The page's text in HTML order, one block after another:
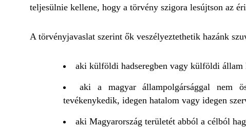
teljesülnie kellene, hogy a törvény szigora lesújtson az
A törvényjavaslat szerint ők veszélyeztethetik hazánk
aki külföldi hadseregben vagy külföldi állam
aki a magyar állampolgársággal nem
tevékenykedik, idegen hatalom vagy idegen
aki Magyarország területét abból a célból